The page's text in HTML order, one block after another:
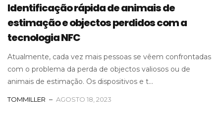
Identificação rápida de animais de
estimação e objectos perdidos com a
tecnologia NFC
Atualmente, cada vez mais pessoas se vêem confrontadas
com o problema da perda de objectos valiosos ou de
animais de estimação. Os dispositivos e t...
TOMMILLER AGOSTO 18, 2023